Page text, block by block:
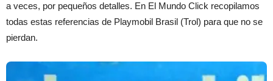
a veces, por pequeños detalles. En El Mundo Click recopilamos
todas estas referencias de Playmobil Brasil (Trol) para que no se
pierdan.